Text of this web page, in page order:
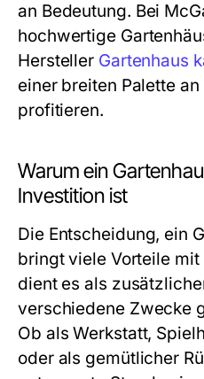
an Bedeutung. Bei
hochwertige
Hersteller Gartenhaus
einer breiten Palette
profitieren.
Warum ein
Investition ist
Die Entscheidung, ein
bringt viele Vorteile
dient es als
verschiedene Zwecke
Ob als Werkstatt,
oder als gemütlicher